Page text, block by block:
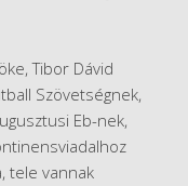
Tibor Dávid
Szövetségnek,
Eb-nek,
tele vannak